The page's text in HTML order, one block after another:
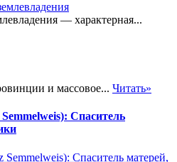
— характерная...
и массовое... Читать»
Спаситель